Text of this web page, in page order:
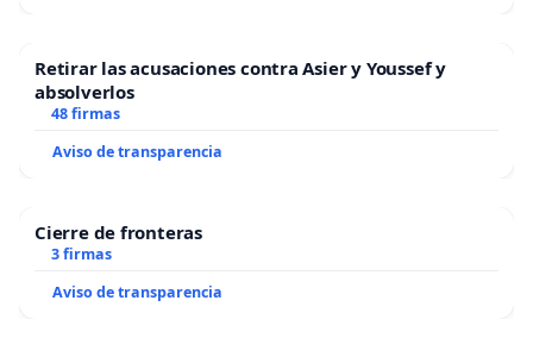
Retirar las acusaciones contra Asier y Youssef y
absolverlos
48 firmas
Aviso de transparencia
Cierre de fronteras
3 firmas
Aviso de transparencia